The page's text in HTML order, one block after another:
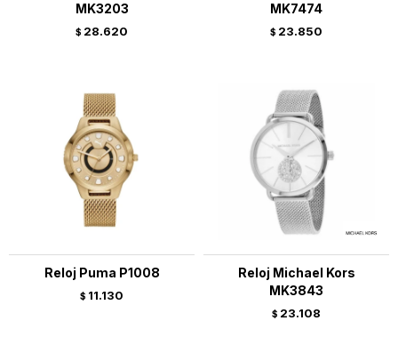
MK3203
$ 28.620
MK7474
$ 23.850
Reloj Puma P1008
$ 11.130
Reloj Michael Kors
MK3843
$ 23.108